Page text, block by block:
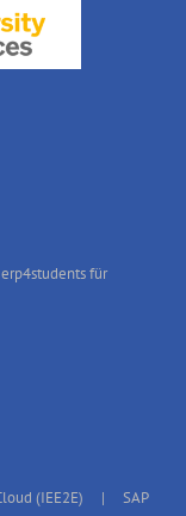
erp4students für
(IEE2E)
SAP